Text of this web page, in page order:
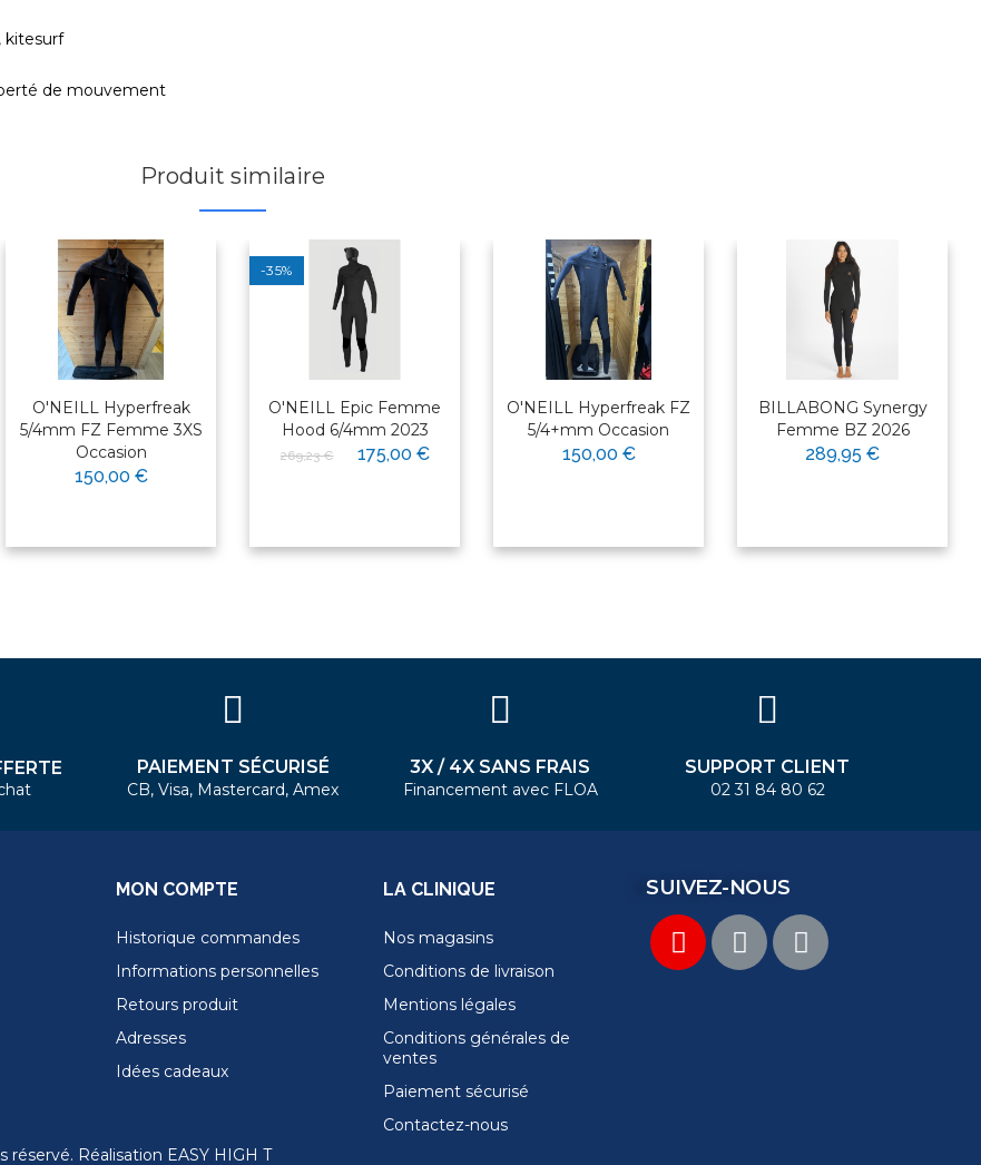
kitesurf
de mouvement
Produit similaire
O'NEILL Hyperfreak
5/4mm FZ Femme 3XS
Occasion
150,00 €
-35%
O'NEILL Epic Femme
Hood 6/4mm 2023
269,23 € 175,00 €
O'NEILL Hyperfreak FZ
5/4+mm Occasion
150,00 €
BILLABONG Synergy
Femme BZ 2026
289,95 €
PAIEMENT SÉCURISÉ
CB, Visa, Mastercard, Amex
3X / 4X SANS FRAIS
Financement avec FLOA
SUPPORT CLIENT
02 31 84 80 62
MON COMPTE
Historique commandes
Informations personnelles
Retours produit
Adresses
Idées cadeaux
LA CLINIQUE
Nos magasins
Conditions de livraison
Mentions légales
Conditions générales de
ventes
Paiement sécurisé
Contactez-nous
SUIVEZ-NOUS
réservé. Réalisation EASY HIGH T